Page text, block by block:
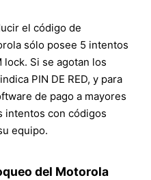
el código de
sólo posee 5 intentos
Si se agotan los
PIN DE RED, y para
de pago a mayores
intentos con códigos
equipo.
del Motorola